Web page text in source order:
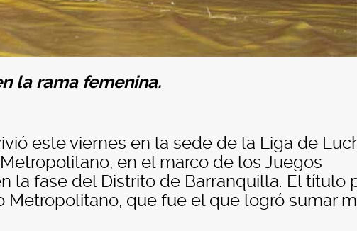
la rama femenina.
este viernes en la sede de la Liga de
en el marco de los Juegos
la fase del Distrito de Barranquilla. El título
Metropolitano, que fue el que logró sumar